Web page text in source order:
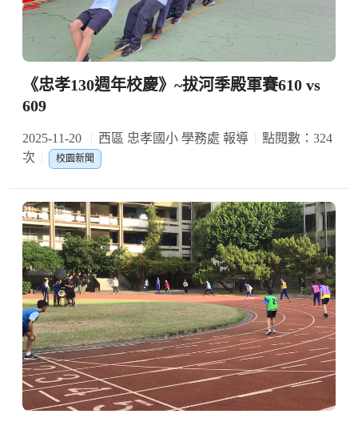
《忠孝130週年校慶》~拔河季殿軍賽610 vs
609
2025-11-20 西區 忠孝國小 學務處 報導
點閱數：324
次
校園新聞